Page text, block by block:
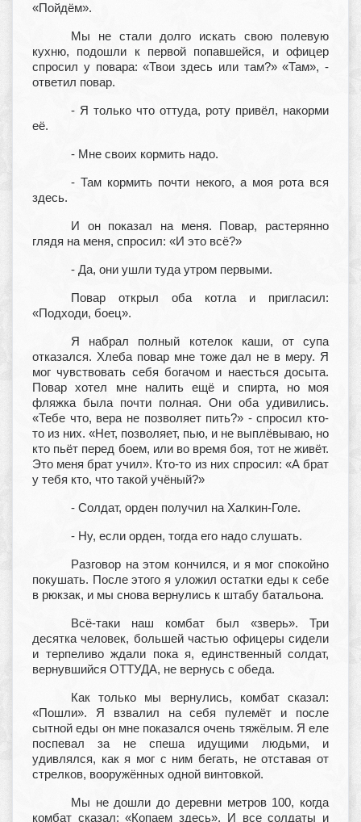
«Пойдём».
Мы не стали долго искать свою полевую
кухню, подошли к первой попавшейся, и офицер
спросил у повара: «Твои здесь или там?» «Там», -
ответил повар.
- Я только что оттуда, роту привёл, накорми
её.
- Мне своих кормить надо.
- Там кормить почти некого, а моя рота вся
здесь.
И он показал на меня. Повар, растерянно
глядя на меня, спросил: «И это всё?»
- Да, они ушли туда утром первыми.
Повар открыл оба котла и пригласил:
«Подходи, боец».
Я набрал полный котелок каши, от супа
отказался. Хлеба повар мне тоже дал не в меру. Я
мог чувствовать себя богачом и наесться досыта.
Повар хотел мне налить ещё и спирта, но моя
фляжка была почти полная. Они оба удивились.
«Тебе что, вера не позволяет пить?» - спросил кто-
то из них. «Нет, позволяет, пью, и не выплёвываю, но
кто пьёт перед боем, или во время боя, тот не живёт.
Это меня брат учил». Кто-то из них спросил: «А брат
у тебя кто, что такой учёный?»
- Солдат, орден получил на Халкин-Голе.
- Ну, если орден, тогда его надо слушать.
Разговор на этом кончился, и я мог спокойно
покушать. После этого я уложил остатки еды к себе
в рюкзак, и мы снова вернулись к штабу батальона.
Всё-таки наш комбат был «зверь». Три
десятка человек, большей частью офицеры сидели
и терпеливо ждали пока я, единственный солдат,
вернувшийся ОТТУДА, не вернусь с обеда.
Как только мы вернулись, комбат сказал:
«Пошли». Я взвалил на себя пулемёт и после
сытной еды он мне показался очень тяжёлым. Я еле
поспевал за не спеша идущими людьми, и
удивлялся, как я мог с ним бегать, не отставая от
стрелков, вооружённых одной винтовкой.
Мы не дошли до деревни метров 100, когда
комбат сказал: «Копаем здесь». И все солдаты и